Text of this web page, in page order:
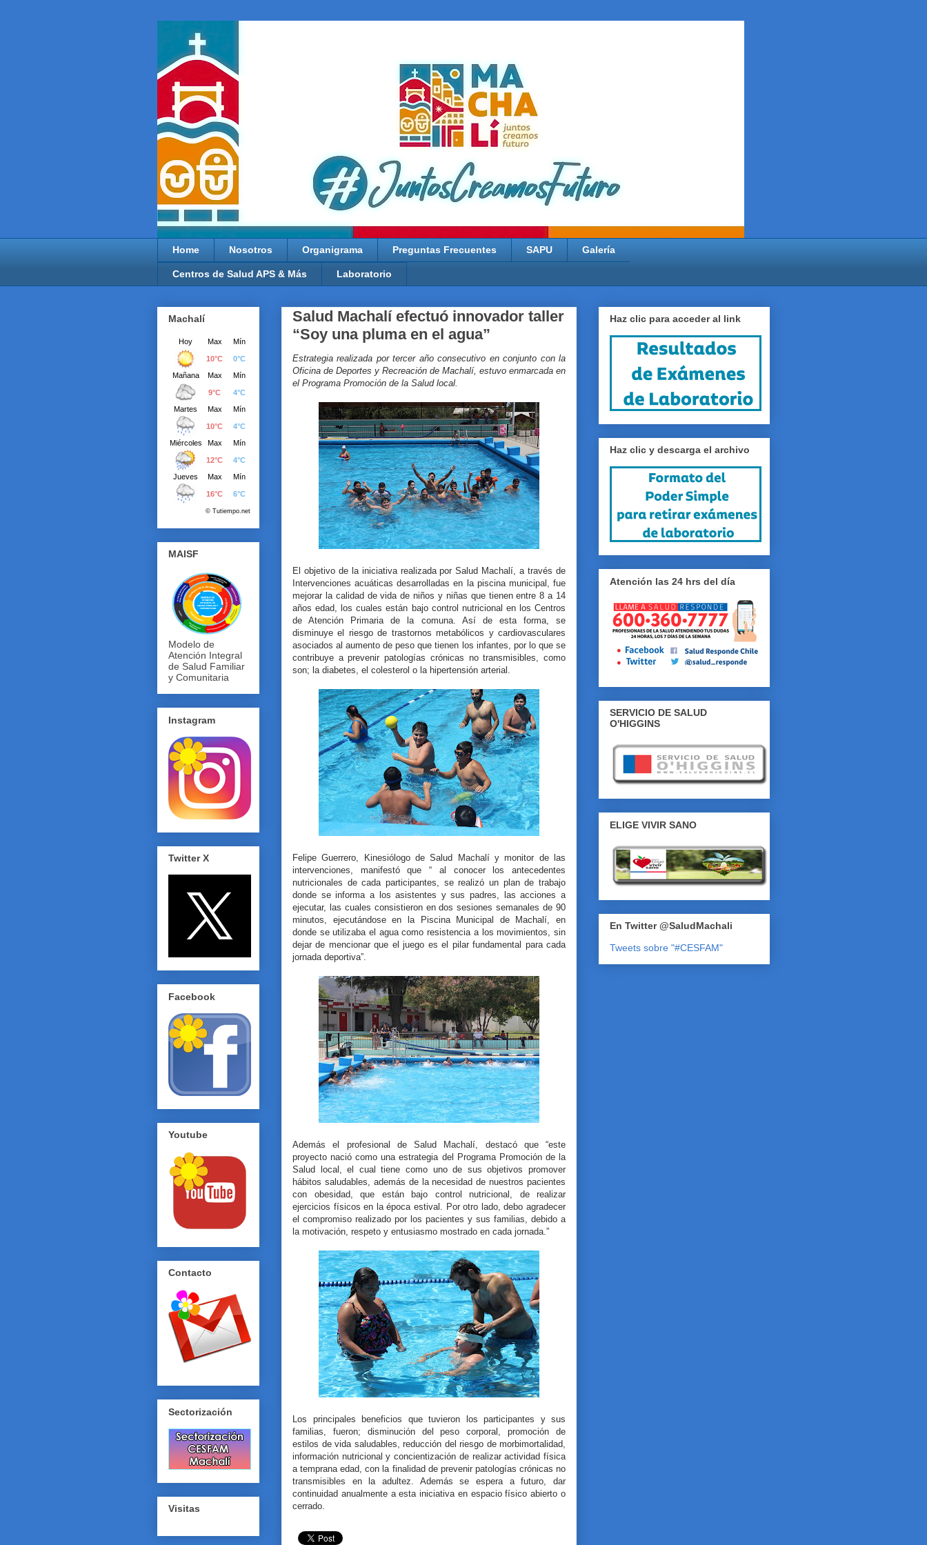
Home Nosotros Organigrama Preguntas Frecuentes SAPU Galería
Centros de Salud APS & Más Laboratorio
Salud Machalí efectuó innovador taller
“Soy una pluma en el agua”
Estrategia realizada por tercer año consecutivo en conjunto con la
Oficina de Deportes y Recreación de Machalí, estuvo enmarcada en
el Programa Promoción de la Salud local.
El objetivo de la iniciativa realizada por Salud Machalí, a través de
Intervenciones acuáticas desarrolladas en la piscina municipal, fue
mejorar la calidad de vida de niños y niñas que tienen entre 8 a 14
años edad, los cuales están bajo control nutricional en los Centros
de Atención Primaria de la comuna. Así de esta forma, se
disminuye el riesgo de trastornos metabólicos y cardiovasculares
asociados al aumento de peso que tienen los infantes, por lo que se
contribuye a prevenir patologías crónicas no transmisibles, como
son; la diabetes, el colesterol o la hipertensión arterial.
Felipe Guerrero, Kinesiólogo de Salud Machalí y monitor de las
intervenciones, manifestó que “ al conocer los antecedentes
nutricionales de cada participantes, se realizó un plan de trabajo
donde se informa a los asistentes y sus padres, las acciones a
ejecutar, las cuales consistieron en dos sesiones semanales de 90
minutos, ejecutándose en la Piscina Municipal de Machalí, en
donde se utilizaba el agua como resistencia a los movimientos, sin
dejar de mencionar que el juego es el pilar fundamental para cada
jornada deportiva”.
Además el profesional de Salud Machalí, destacó que “este
proyecto nació como una estrategia del Programa Promoción de la
Salud local, el cual tiene como uno de sus objetivos promover
hábitos saludables, además de la necesidad de nuestros pacientes
con obesidad, que están bajo control nutricional, de realizar
ejercicios físicos en la época estival. Por otro lado, debo agradecer
el compromiso realizado por los pacientes y sus familias, debido a
la motivación, respeto y entusiasmo mostrado en cada jornada.”
Los principales beneficios que tuvieron los participantes y sus
familias, fueron; disminución del peso corporal, promoción de
estilos de vida saludables, reducción del riesgo de morbimortalidad,
información nutricional y concientización de realizar actividad física
a temprana edad, con la finalidad de prevenir patologías crónicas no
transmisibles en la adultez. Además se espera a futuro, dar
continuidad anualmente a esta iniciativa en espacio físico abierto o
cerrado.
Machalí
MAISF
Modelo de
Atención Integral
de Salud Familiar
y Comunitaria
Instagram
Twitter X
Facebook
Youtube
Contacto
Sectorización
Visitas
Haz clic para acceder al link
Haz clic y descarga el archivo
Atención las 24 hrs del día
SERVICIO DE SALUD
O'HIGGINS
ELIGE VIVIR SANO
En Twitter @SaludMachali
Tweets sobre "#CESFAM"